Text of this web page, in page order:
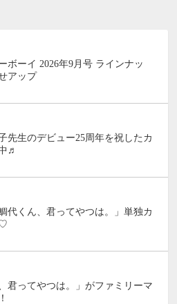
ボーイ 2026年9月号 ラインナッ
アップ
先生のデビュー25周年を祝したカ
♬
代くん、君ってやつは。」単独カ
君ってやつは。」がファミリーマ